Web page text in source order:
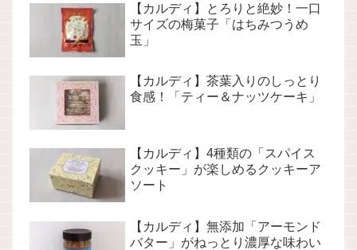
【カルディ】とろりと絶妙！一口
サイズの梅菓子「はちみつうめ
玉」
【カルディ】茶葉入りのしっとり
食感！「ティー＆ナッツケーキ」
【カルディ】4種類の「スパイス
クッキー」が楽しめるクッキーア
ソート
【カルディ】無添加「アーモンド
バター」がねっとり濃厚な味わい